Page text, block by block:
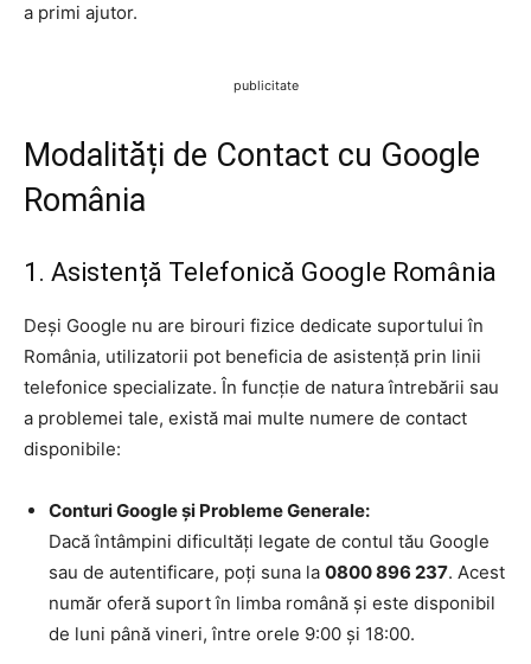
a primi ajutor.
publicitate
Modalități de Contact cu Google
România
1. Asistență Telefonică Google România
Deși Google nu are birouri fizice dedicate suportului în
România, utilizatorii pot beneficia de asistență prin linii
telefonice specializate. În funcție de natura întrebării sau
a problemei tale, există mai multe numere de contact
disponibile:
Conturi Google și Probleme Generale:
Dacă întâmpini dificultăți legate de contul tău Google
sau de autentificare, poți suna la 0800 896 237. Acest
număr oferă suport în limba română și este disponibil
de luni până vineri, între orele 9:00 și 18:00.